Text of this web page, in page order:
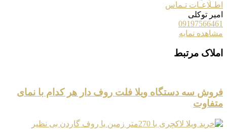
اطـلاعـات تـماس
امیر توکلی
09197566461
مشاهده نمایه
املاک مرتبط
فروش سه دستگاه ویلا فلت روف دار هر کدام با نمای
متفاوت